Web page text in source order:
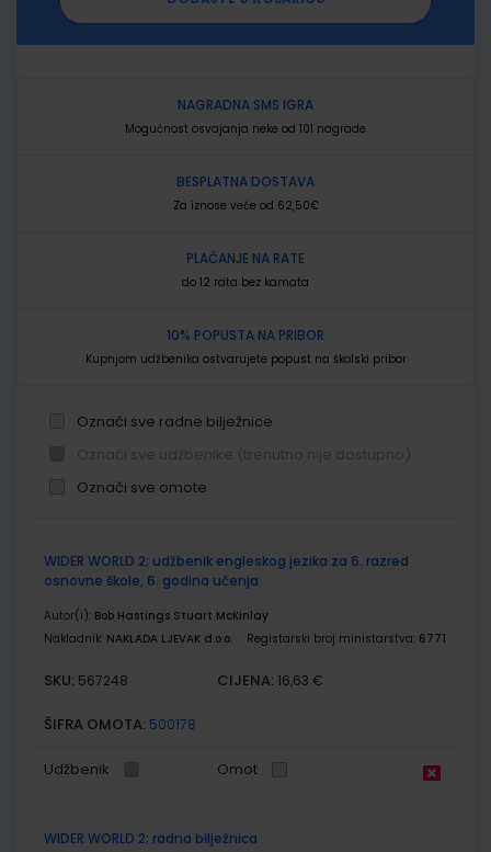
NAGRADNA SMS IGRA
Mogućnost osvajanja neke od 101 nagrade
BESPLATNA DOSTAVA
Za iznose veće od 62,50€
PLAĆANJE NA RATE
do 12 rata bez kamata
10% POPUSTA NA PRIBOR
Kupnjom udžbenika ostvarujete popust na školski pribor
Označi sve radne bilježnice
Označi sve omote
proizvodi
WIDER WORLD 2; udžbenik engleskog jezika za 6. razred
osnovne škole, 6. godina učenja
Autor(i): Bob Hastings Stuart McKinlay
Nakladnik: NAKLADA LJEVAK d.o.o. Registarski broj ministarstva: 6771
SKU: 567248 CIJENA: 16,63 €
ŠIFRA OMOTA: 500178
Udžbenik Omot
WIDER WORLD 2; radna bilježnica